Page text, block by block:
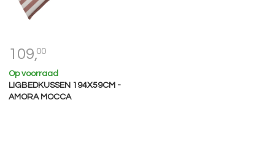
109,00
Op voorraad
LIGBEDKUSSEN 194X59CM -
AMORA MOCCA